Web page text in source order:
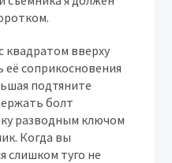
квадратом вверху
соприкосновения
подтяните
болт
разводным ключом
Когда вы
слишком туго не